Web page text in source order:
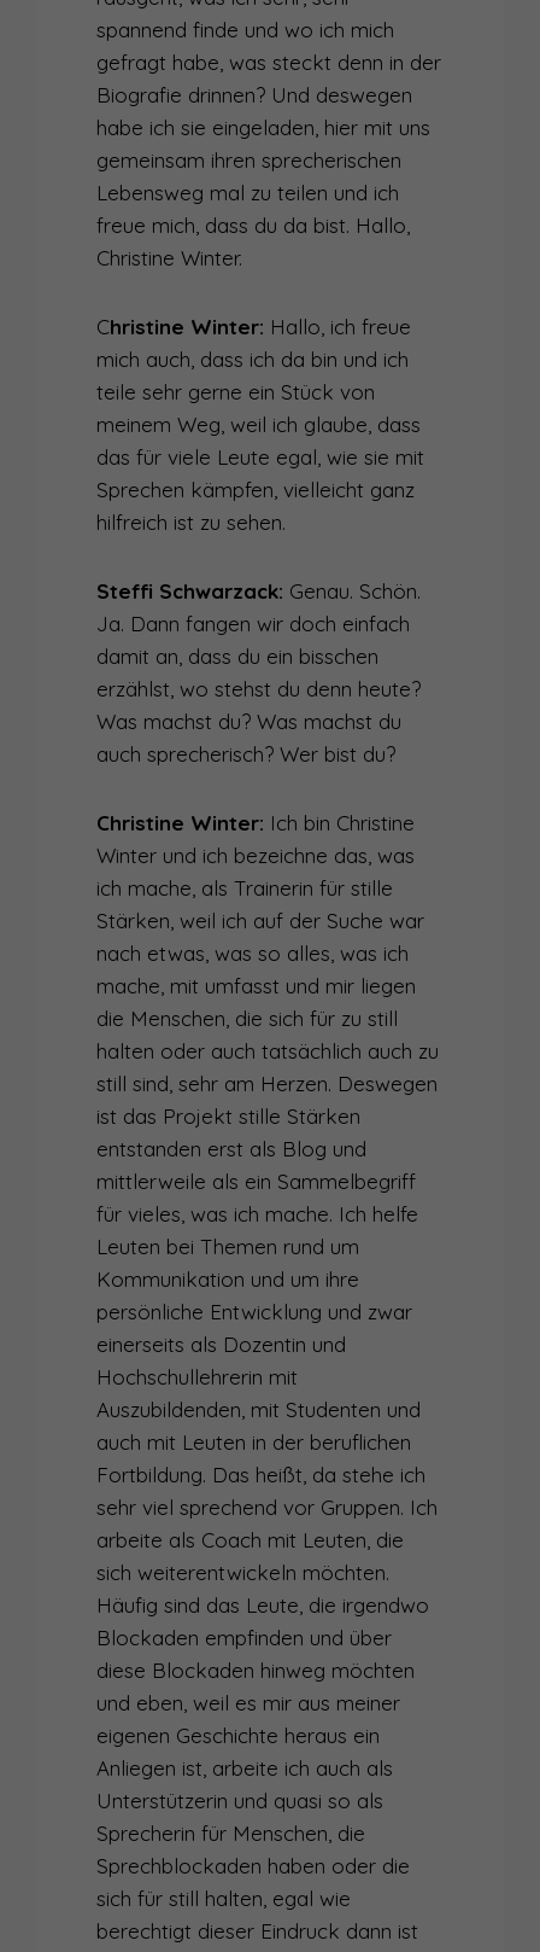
010 WAS DEINE STIMME ÜBER DICH VERRÄT
009 MITMACH-PODCAST
008 MEIN NACHHALTIGSTER TIPP GEGEN LAMPENFIEBER
007
005 ACHTUNG AUFNAHME! - WIE DU DEINE NATÜRLICHKEIT AM MIKROFON BEHÄLST
003 WIE DU DEINE SCHEU VORM ÖFFENTLICHEN SPRECHEN ÜBERWINDEST
002
000 WIE SPRECHER GEBOREN WERDEN
spannend finde und wo ich mich
gefragt habe, was steckt denn in der
Biografie drinnen? Und deswegen
habe ich sie eingeladen, hier mit uns
gemeinsam ihren sprecherischen
Lebensweg mal zu teilen und ich
freue mich, dass du da bist. Hallo,
Christine Winter.
Christine Winter: Hallo, ich freue
mich auch, dass ich da bin und ich
teile sehr gerne ein Stück von
meinem Weg, weil ich glaube, dass
das für viele Leute egal, wie sie mit
Sprechen kämpfen, vielleicht ganz
hilfreich ist zu sehen.
Steffi Schwarzack: Genau. Schön.
Ja. Dann fangen wir doch einfach
damit an, dass du ein bisschen
erzählst, wo stehst du denn heute?
Was machst du? Was machst du
auch sprecherisch? Wer bist du?
Christine Winter: Ich bin Christine
Winter und ich bezeichne das, was
ich mache, als Trainerin für stille
Stärken, weil ich auf der Suche war
nach etwas, was so alles, was ich
mache, mit umfasst und mir liegen
die Menschen, die sich für zu still
halten oder auch tatsächlich auch zu
still sind, sehr am Herzen. Deswegen
ist das Projekt stille Stärken
entstanden erst als Blog und
mittlerweile als ein Sammelbegriff
für vieles, was ich mache. Ich helfe
Leuten bei Themen rund um
Kommunikation und um ihre
persönliche Entwicklung und zwar
einerseits als Dozentin und
Hochschullehrerin mit
Auszubildenden, mit Studenten und
auch mit Leuten in der beruflichen
Fortbildung. Das heißt, da stehe ich
sehr viel sprechend vor Gruppen. Ich
arbeite als Coach mit Leuten, die
sich weiterentwickeln möchten.
Häufig sind das Leute, die irgendwo
Blockaden empfinden und über
diese Blockaden hinweg möchten
und eben, weil es mir aus meiner
eigenen Geschichte heraus ein
Anliegen ist, arbeite ich auch als
Unterstützerin und quasi so als
Sprecherin für Menschen, die
Sprechblockaden haben oder die
sich für still halten, egal wie
berechtigt dieser Eindruck dann ist